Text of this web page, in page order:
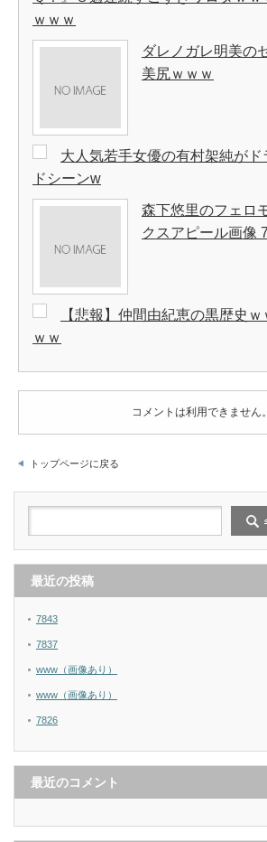
ｗｗｗ
ダレノガレ明美の
美尻ｗｗｗ
大人気若手女優の有村架純がド
ドシーンw
森下悠里のフェロ
クスアピール画像
【悲報】仲間由紀恵の黒歴史
ｗｗ
コメントは利用できません。
トップページに戻る
最近の投稿
7843
7837
www（画像あり）
www（画像あり）
7826
最近のコメント